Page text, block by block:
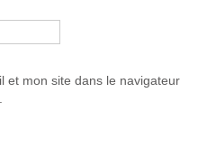
et mon site dans le navigateur